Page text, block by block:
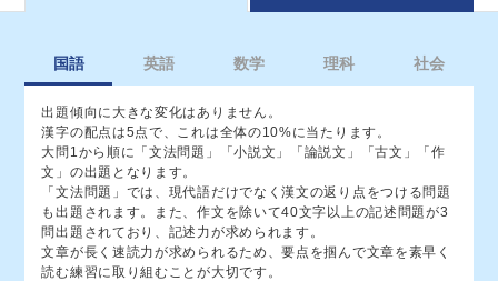
39
38
37
36
国語 英語 数学 理科 社会
出題傾向に大きな変化はありません。
漢字の配点は5点で、これは全体の10%に当たります。
大問1から順に「文法問題」「小説文」「論説文」「古文」「作
文」の出題となります。
「文法問題」では、現代語だけでなく漢文の返り点をつける問題
も出題されます。また、作文を除いて40文字以上の記述問題が3
問出題されており、記述力が求められます。
文章が長く速読力が求められるため、要点を掴んで文章を素早く
読む練習に取り組むことが大切です。